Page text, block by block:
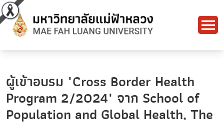
ผู้เข้าอบรม "Cross Border Health
Program 2/2024" จาก School of
Population and Global Health, The